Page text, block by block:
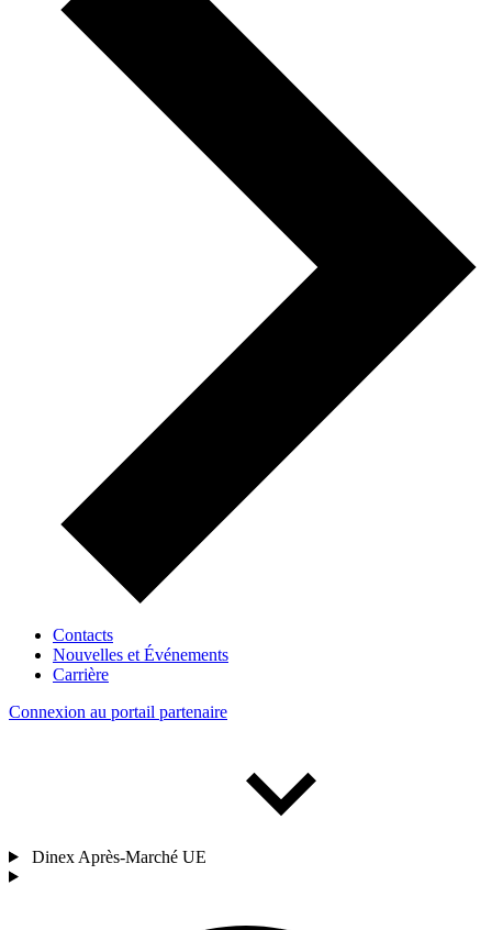
Contacts
Nouvelles et Événements
Carrière
Connexion au portail partenaire
Dinex Après-Marché UE